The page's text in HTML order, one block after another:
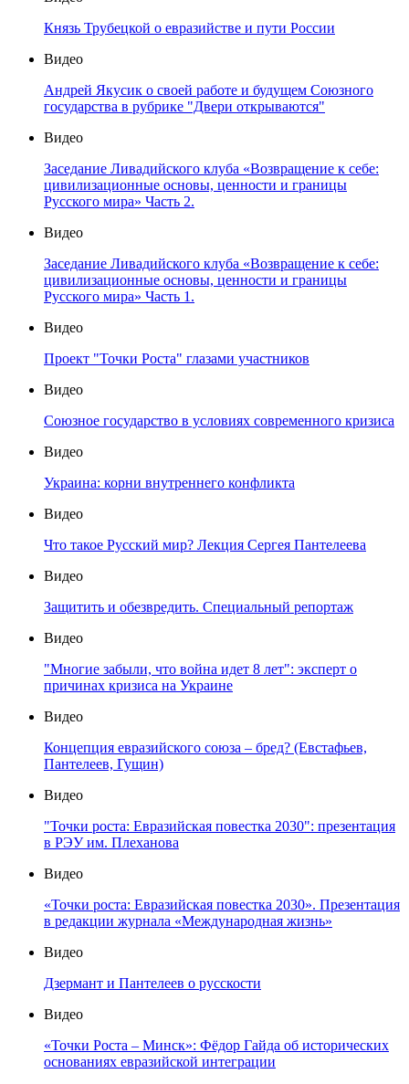
Князь Трубецкой о евразийстве и пути России
Видео
Андрей Якусик о своей работе и будущем Союзного
государства в рубрике "Двери открываются"
Видео
Заседание Ливадийского клуба «Возвращение к себе:
цивилизационные основы, ценности и границы
Русского мира» Часть 2.
Видео
Заседание Ливадийского клуба «Возвращение к себе:
цивилизационные основы, ценности и границы
Русского мира» Часть 1.
Видео
Проект "Точки Роста" глазами участников
Видео
Союзное государство в условиях современного кризиса
Видео
Украина: корни внутреннего конфликта
Видео
Что такое Русский мир? Лекция Сергея Пантелеева
Видео
Защитить и обезвредить. Специальный репортаж
Видео
"Многие забыли, что война идет 8 лет": эксперт о
причинах кризиса на Украине
Видео
Концепция евразийского союза – бред? (Евстафьев,
Пантелеев, Гущин)
Видео
"Точки роста: Евразийская повестка 2030": презентация
в РЭУ им. Плеханова
Видео
«Точки роста: Евразийская повестка 2030». Презентация
в редакции журнала «Международная жизнь»
Видео
Дзермант и Пантелеев о русскости
Видео
«Точки Роста – Минск»: Фёдор Гайда об исторических
основаниях евразийской интеграции